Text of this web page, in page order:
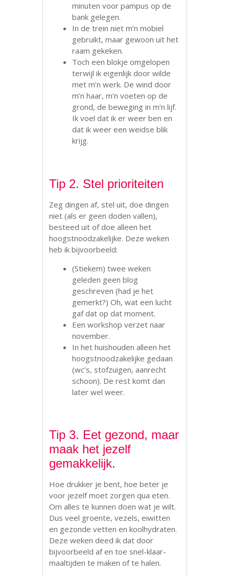
minuten voor pampus op de
bank gelegen.
In de trein niet m’n mobiel
gebruikt, maar gewoon uit het
raam gekeken.
Toch een blokje omgelopen
terwijl ik eigenlijk door wilde
met m’n werk. De wind door
m’n haar, m’n voeten op de
grond, de beweging in m’n lijf.
Ik voel dat ik er weer ben en
dat ik weer een weidse blik
krijg.
Tip 2. Stel prioriteiten
Zeg dingen af, stel uit, doe dingen
niet (als er geen doden vallen),
besteed uit of doe alleen het
hoogstnoodzakelijke. Deze weken
heb ik bijvoorbeeld:
(Stiekem) twee weken
geleden geen blog
geschreven (had je het
gemerkt?) Oh, wat een lucht
gaf dat op dat moment.
Een workshop verzet naar
november.
In het huishouden alleen het
hoogstnoodzakelijke gedaan
(wc’s, stofzuigen, aanrecht
schoon). De rest komt dan
later wel weer.
Tip 3. Eet gezond, maar
maak het jezelf
gemakkelijk.
Hoe drukker je bent, hoe beter je
voor jezelf moet zorgen qua eten.
Om alles te kunnen doen wat je wilt.
Dus veel groente, vezels, eiwitten
en gezonde vetten en koolhydraten.
Deze weken deed ik dat door
bijvoorbeeld af en toe snel-klaar-
maaltijden te maken of te halen.